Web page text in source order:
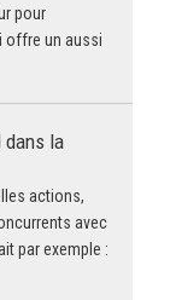
pour
offre un aussi
dans la
actions,
avec
par exemple :